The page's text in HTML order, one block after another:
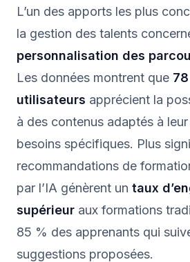
L’un des apports les plus
la gestion des talents
personnalisation des
Les données montrent que
utilisateurs apprécient la
à des contenus adaptés à
besoins spécifiques. Plus
recommandations de
par l’IA génèrent un taux
supérieur aux formations
85 % des apprenants qui
suggestions proposées.